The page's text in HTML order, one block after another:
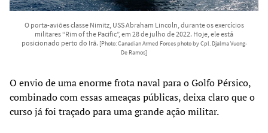
O porta-aviões classe Nimitz, USS Abraham Lincoln, durante os exercícios
militares “Rim of the Pacific”, em 28 de julho de 2022. Hoje, ele está
posicionado perto do Irã. [Photo: Canadian Armed Forces photo by Cpl. Djalma Vuong-
De Ramos]
O envio de uma enorme frota naval para o Golfo Pérsico,
combinado com essas ameaças públicas, deixa claro que o
curso já foi traçado para uma grande ação militar.